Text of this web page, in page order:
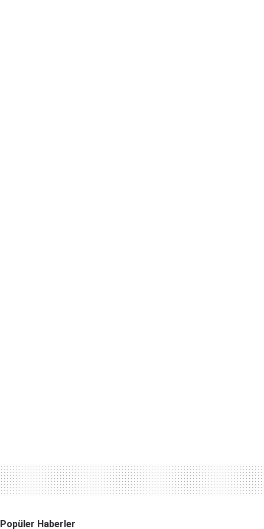
Popüler Haberler